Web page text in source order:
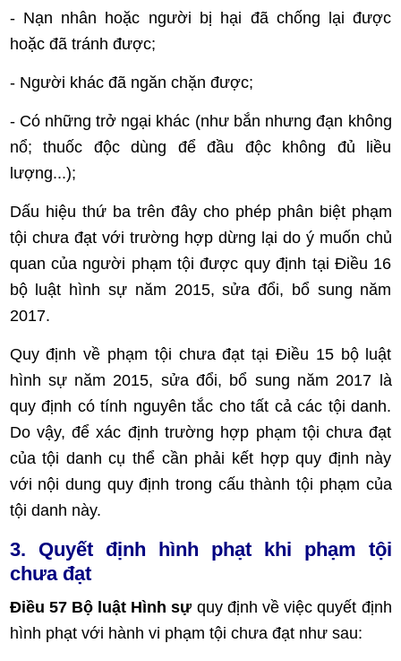
- Nạn nhân hoặc người bị hại đã chống lại được
hoặc đã tránh được;
- Người khác đã ngăn chặn được;
- Có những trở ngại khác (như bắn nhưng đạn không
nổ; thuốc độc dùng để đầu độc không đủ liều
lượng...);
Dấu hiệu thứ ba trên đây cho phép phân biệt phạm
tội chưa đạt với trường hợp dừng lại do ý muốn chủ
quan của người phạm tội được quy định tại Điều 16
bộ luật hình sự năm 2015, sửa đổi, bổ sung năm
2017.
Quy định về phạm tội chưa đạt tại Điều 15 bộ luật
hình sự năm 2015, sửa đổi, bổ sung năm 2017 là
quy định có tính nguyên tắc cho tất cả các tội danh.
Do vậy, để xác định trường hợp phạm tội chưa đạt
của tội danh cụ thể cần phải kết hợp quy định này
với nội dung quy định trong cấu thành tội phạm của
tội danh này.
3. Quyết định hình phạt khi phạm tội
chưa đạt
Điều 57 Bộ luật Hình sự quy định về việc quyết định
hình phạt với hành vi phạm tội chưa đạt như sau: